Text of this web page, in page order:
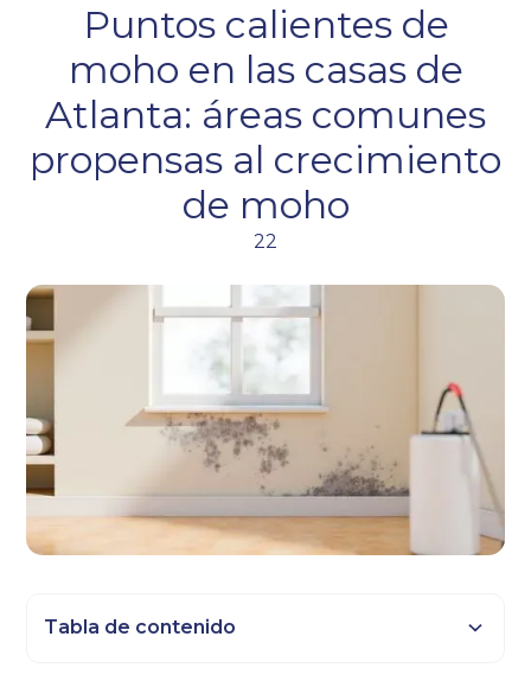
Puntos calientes de
moho en las casas de
Atlanta: áreas comunes
propensas al crecimiento
de moho
22
Tabla de contenido